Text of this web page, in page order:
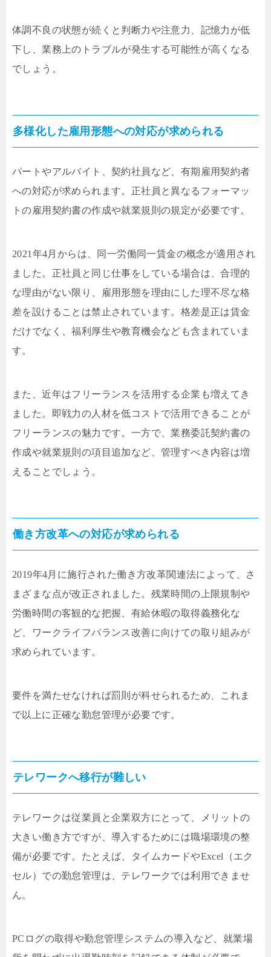
体調不良の状態が続くと判断力や注意力、記憶力が低
下し、業務上のトラブルが発生する可能性が高くなる
でしょう。
多様化した雇用形態への対応が求められる
パートやアルバイト、契約社員など、有期雇用契約者
への対応が求められます。正社員と異なるフォーマッ
トの雇用契約書の作成や就業規則の規定が必要です。
2021年4月からは、同一労働同一賃金の概念が適用され
ました。正社員と同じ仕事をしている場合は、合理的
な理由がない限り、雇用形態を理由にした理不尽な格
差を設けることは禁止されています。格差是正は賃金
だけでなく、福利厚生や教育機会なども含まれていま
す。
また、近年はフリーランスを活用する企業も増えてき
ました。即戦力の人材を低コストで活用できることが
フリーランスの魅力です。一方で、業務委託契約書の
作成や就業規則の項目追加など、管理すべき内容は増
えることでしょう。
働き方改革への対応が求められる
2019年4月に施行された働き方改革関連法によって、さ
まざまな点が改正されました。残業時間の上限規制や
労働時間の客観的な把握、有給休暇の取得義務化な
ど、ワークライフバランス改善に向けての取り組みが
求められています。
要件を満たせなければ罰則が科せられるため、これま
で以上に正確な勤怠管理が必要です。
テレワークへ移行が難しい
テレワークは従業員と企業双方にとって、メリットの
大きい働き方ですが、導入するためには職場環境の整
備が必要です。たとえば、タイムカードやExcel（エク
セル）での勤怠管理は、テレワークでは利用できませ
ん。
PCログの取得や勤怠管理システムの導入など、就業場